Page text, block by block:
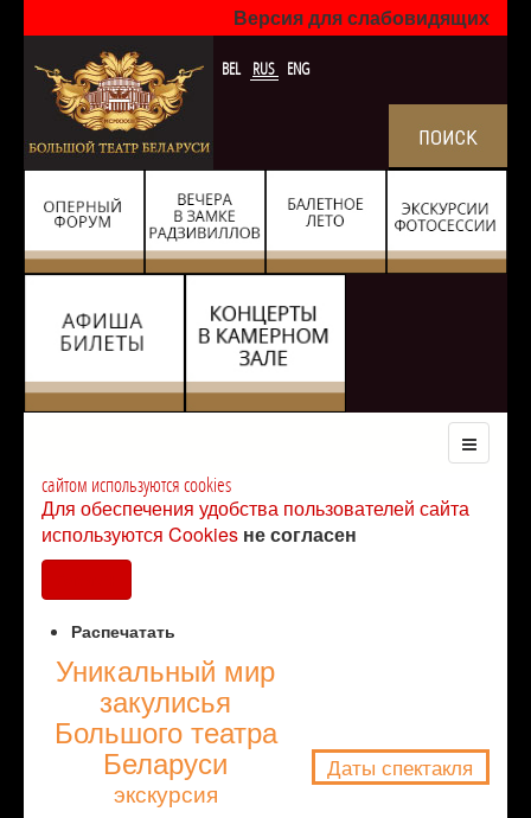
Версия для слабовидящих
BEL RUS ENG
сайтом используются cookies
Для обеспечения удобства пользователей сайта
используются Cookies не согласен
Распечатать
Уникальный мир
закулисья
Большого театра
Беларуси
экскурсия
Даты спектакля